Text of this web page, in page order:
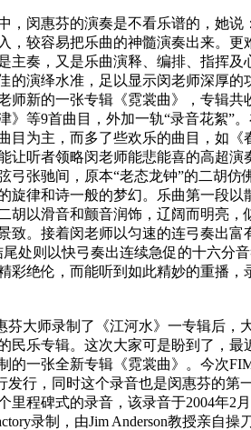
，闵惠芬的演奏是不看乐谱的，她说
，较容易把乐曲的神髓演奏出来。更
主奏，又是乐曲演释、编排、指挥及
的演绎水准，足以显示闵老师深厚的
师新的一张专辑《霓裳曲》，专辑共
》等9首曲目，外加一轨“录音花絮”
目为主，而多了些欢乐的曲目，如《
让听者领略闵老师能悲能喜的高超演
弓张驰间，原本“老态龙钟”的二胡仿
旋律和诗一般的梦幻。乐曲第一段以
胡以滑音和颤音润饰，辽阔而明亮，
致。接着闵老师以匀速的连弓奏出富
尾处则以快弓奏出连续急促的十六分
彩绝伦，而能听到如此精妙的重播，
芬大师录制了《江河水》一专辑后，
民乐专辑。这次大家可是盼到了，最
的一张全新专辑《霓裳曲》。今次
发行，同时这个录音也是闵惠芬的第
里程碑式的录音，该录音于2004年2
录制，由Jim Anderson教授亲自操